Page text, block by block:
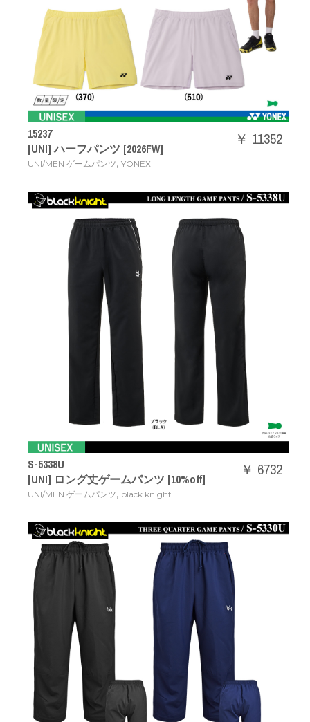
15237
[UNI] ハーフパンツ [2026FW]
UNI/MEN ゲームパンツ, YONEX
￥ 11352
S-5338U
[UNI] ロング丈ゲームパンツ [10%off]
UNI/MEN ゲームパンツ, black knight
￥ 6732